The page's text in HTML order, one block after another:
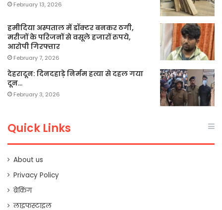
February 13, 2026
हमीदिया अस्पताल में डॉक्टर बनकर ठगी,
मरीजों के परिजनों से वसूले हजारों रुपये,
आरोपी गिरफ्तार
February 7, 2026
देहरादून: दिनदहाड़े निर्मम हत्या से दहल गया
दून…
February 3, 2026
Quick Links
About us
Privacy Policy
ब्रेकिंग
लाइफस्टाइल